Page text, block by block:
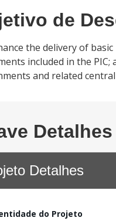
de
the delivery of
included in the
and related
Detalhes
Detalhes
do Projeto